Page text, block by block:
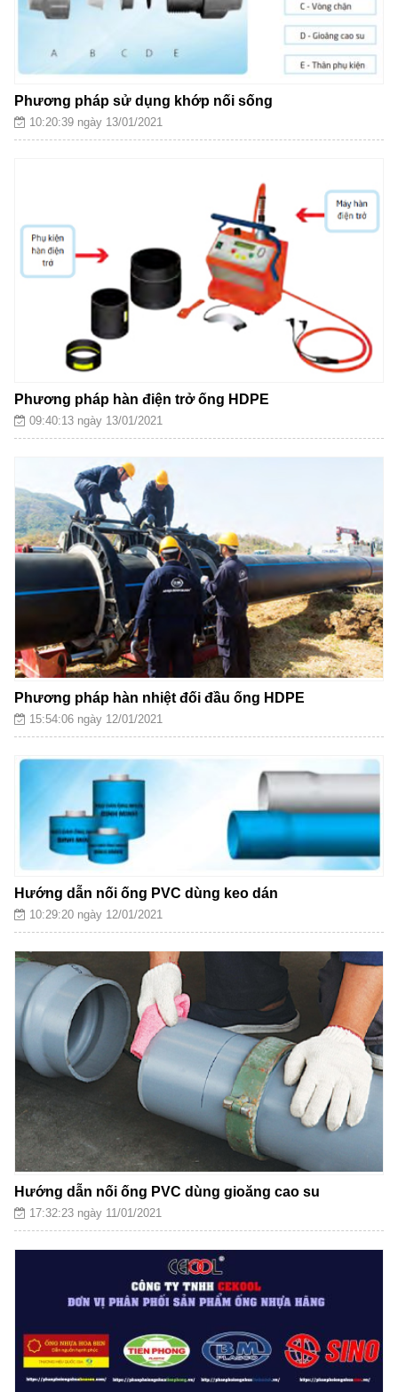
Phương pháp sử dụng khớp nối sống
10:20:39 ngày 13/01/2021
Phương pháp hàn điện trở ống HDPE
09:40:13 ngày 13/01/2021
Phương pháp hàn nhiệt đối đầu ống HDPE
15:54:06 ngày 12/01/2021
Hướng dẫn nối ống PVC dùng keo dán
10:29:20 ngày 12/01/2021
Hướng dẫn nối ống PVC dùng gioăng cao su
17:32:23 ngày 11/01/2021